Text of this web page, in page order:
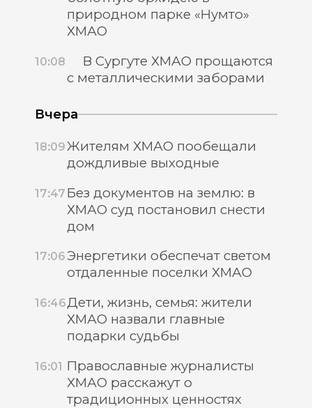
природном парке «Нумто»
ХМАО
10:08
В Сургуте ХМАО прощаются
с металлическими заборами
Вчера
18:09Жителям ХМАО пообещали
дождливые выходные
17:47 Без документов на землю: в
ХМАО суд постановил снести
дом
17:06 Энергетики обеспечат светом
отдаленные поселки ХМАО
16:46Дети, жизнь, семья: жители
ХМАО назвали главные
подарки судьбы
16:01 Православные журналисты
ХМАО расскажут о
традиционных ценностях